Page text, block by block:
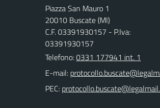
Piazza San Mauro 1
20010 Buscate (MI)
C.F. 03391930157 - P.Iva:
03391930157
Telefono:0331 177941 int. 1
E-mail:
PEC: